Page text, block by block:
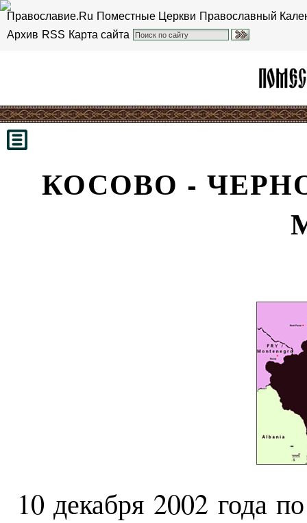
Православие.Ru Поместные Церкви Православный
Архив RSS Карта сайта
КОСОВО -
10 декабря 2002 года